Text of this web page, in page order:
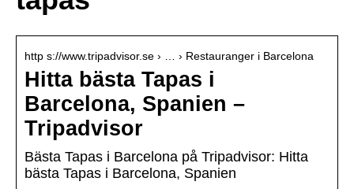
http s://www.tripadvisor.se › … › Restauranger i Barcelona
Hitta bästa Tapas i
Barcelona, Spanien –
Tripadvisor
Bästa Tapas i Barcelona på Tripadvisor: Hitta
bästa Tapas i Barcelona, Spanien